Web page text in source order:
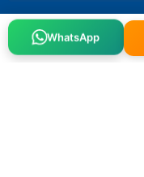
WhatsApp